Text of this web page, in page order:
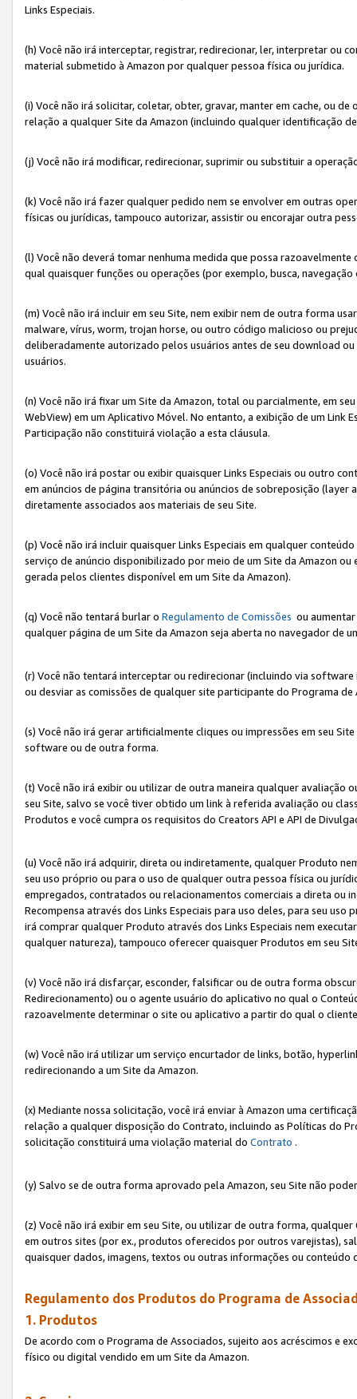
Links Especiais.
(h) Você não irá interceptar, registrar, redirecionar, ler, interpretar
material submetido à Amazon por qualquer pessoa física ou jurídica.
(i) Você não irá solicitar, coletar, obter, gravar, manter em cache, ou
relação a qualquer Site da Amazon (incluindo qualquer identificação
(j) Você não irá modificar, redirecionar, suprimir ou substituir a
(k) Você não irá fazer qualquer pedido nem se envolver em outras
físicas ou jurídicas, tampouco autorizar, assistir ou encorajar outra
(l) Você não deverá tomar nenhuma medida que possa
qual quaisquer funções ou operações (por exemplo, busca,
(m) Você não irá incluir em seu Site, nem exibir nem de outra forma
malware, vírus, worm, trojan horse, ou outro código malicioso ou
deliberadamente autorizado pelos usuários antes de seu download
usuários.
(n) Você não irá fixar um Site da Amazon, total ou parcialmente, em
WebView) em um Aplicativo Móvel. No entanto, a exibição de um Link
Participação não constituirá violação a esta cláusula.
(o) Você não irá postar ou exibir quaisquer Links Especiais ou outro
em anúncios de página transitória ou anúncios de sobreposição
diretamente associados aos materiais de seu Site.
(p) Você não irá incluir quaisquer Links Especiais em qualquer
serviço de anúncio disponibilizado por meio de um Site da Amazon
gerada pelos clientes disponível em um Site da Amazon).
(q) Você não tentará burlar o Regulamento de Comissões ou
qualquer página de um Site da Amazon seja aberta no navegador de
(r) Você não tentará interceptar ou redirecionar (incluindo via
ou desviar as comissões de qualquer site participante do Programa de
(s) Você não irá gerar artificialmente cliques ou impressões em seu
software ou de outra forma.
(t) Você não irá exibir ou utilizar de outra maneira qualquer avaliação
seu Site, salvo se você tiver obtido um link à referida avaliação ou
Produtos e você cumpra os requisitos do Creators API e API de
(u) Você não irá adquirir, direta ou indiretamente, qualquer Produto
seu uso próprio ou para o uso de qualquer outra pessoa física ou
empregados, contratados ou relacionamentos comerciais a direta ou
Recompensa através dos Links Especiais para uso deles, para seu
irá comprar qualquer Produto através dos Links Especiais nem
qualquer natureza), tampouco oferecer quaisquer Produtos em seu
(v) Você não irá disfarçar, esconder, falsificar ou de outra forma
Redirecionamento) ou o agente usuário do aplicativo no qual o
razoavelmente determinar o site ou aplicativo a partir do qual o
(w) Você não irá utilizar um serviço encurtador de links, botão,
redirecionando a um Site da Amazon.
(x) Mediante nossa solicitação, você irá enviar à Amazon uma
relação a qualquer disposição do Contrato, incluindo as Políticas do
solicitação constituirá uma violação material do Contrato .
(y) Salvo se de outra forma aprovado pela Amazon, seu Site não
(z) Você não irá exibir em seu Site, ou utilizar de outra forma,
em outros sites (por ex., produtos oferecidos por outros varejistas),
quaisquer dados, imagens, textos ou outras informações ou
Regulamento dos Produtos do Programa de
1. Produtos
De acordo com o Programa de Associados, sujeito aos acréscimos e
físico ou digital vendido em um Site da Amazon.